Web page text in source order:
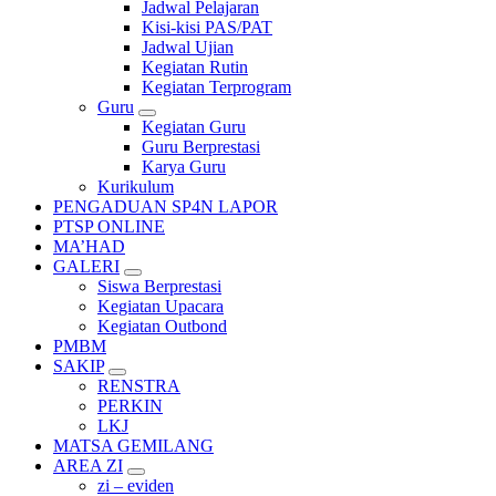
Jadwal Pelajaran
Kisi-kisi PAS/PAT
Jadwal Ujian
Kegiatan Rutin
Kegiatan Terprogram
Guru
Kegiatan Guru
Guru Berprestasi
Karya Guru
Kurikulum
PENGADUAN SP4N LAPOR
PTSP ONLINE
MA’HAD
GALERI
Siswa Berprestasi
Kegiatan Upacara
Kegiatan Outbond
PMBM
SAKIP
RENSTRA
PERKIN
LKJ
MATSA GEMILANG
AREA ZI
zi – eviden